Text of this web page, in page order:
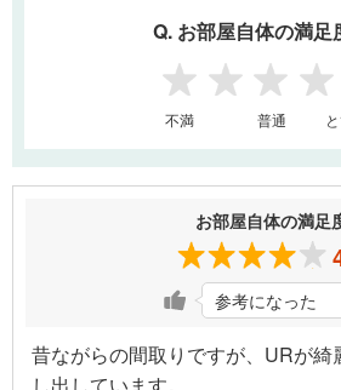
Q. お部屋自体の満足
1 2 3 4
不満 普通
お部屋自体の満足
参考になった
昔ながらの間取りですが、URが綺